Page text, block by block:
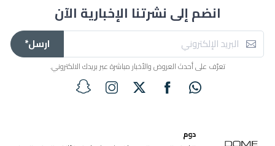
انضم إلى نشرتنا الإخبارية الآن
ارسل*
تعرّف على أحدث العروض والأخبار مباشرة عبر بريدك الالكتروني.
دوم